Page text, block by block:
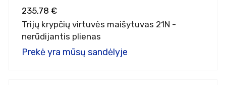
235,78 €
Trijų krypčių virtuvės maišytuvas 21N -
nerūdijantis plienas
Prekė yra mūsų sandėlyje